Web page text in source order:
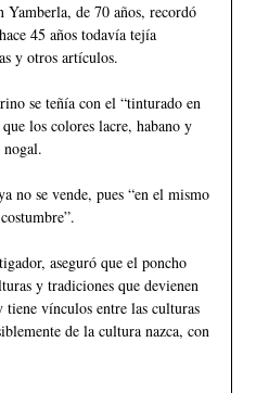
de 70 años, recordó
45 años todavía tejía
y otros artículos.
se teñía con el “tinturado en
los colores lacre, habano y
nogal.
no se vende, pues “en el mismo
aseguró que el poncho
y tradiciones que devienen
tiene vínculos entre las culturas
de la cultura nazca, con